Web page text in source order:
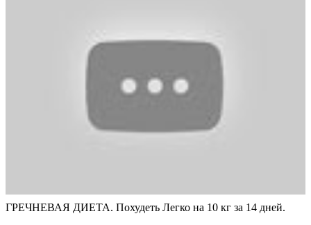
ГРЕЧНЕВАЯ ДИЕТА. Похудеть Легко на 10 кг за 14 дней.